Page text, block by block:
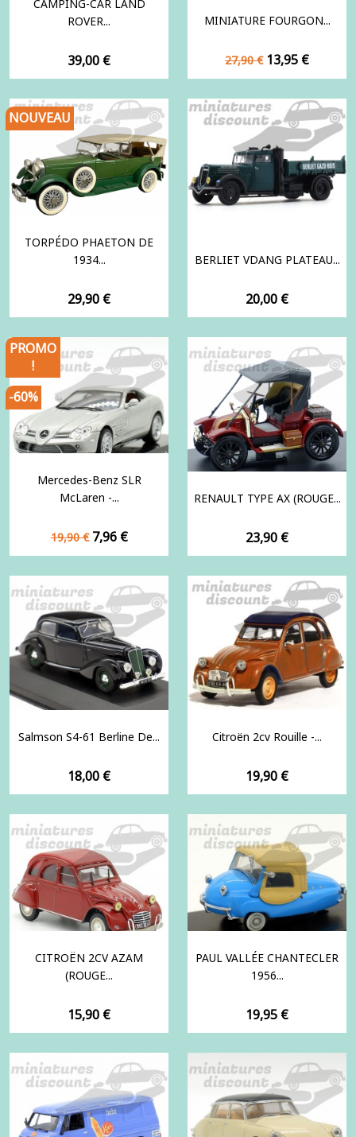
CAMPING-CAR LAND
ROVER...
Prix
39,00 €
MINIATURE FOURGON...
Prix
de
27,90 € Prix
13,95 €
TORPÉDO PHAETON DE
1934...
Prix
29,90 €
NOUVEAU
BERLIET VDANG PLATEAU...
Prix
20,00 €
Mercedes-Benz SLR
McLaren -...
Prix
de
19,90 € Prix
7,96 €
PROMO
!
-60%
RENAULT TYPE AX (ROUGE...
Prix
23,90 €
Salmson S4-61 Berline De...
Prix
18,00 €
Citroën 2cv Rouille -...
Prix
19,90 €
CITROËN 2CV AZAM
(ROUGE...
Prix
15,90 €
PAUL VALLÉE CHANTECLER
1956...
Prix
19,95 €